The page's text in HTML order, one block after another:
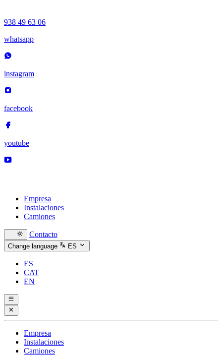
938 49 63 06
whatsapp
instagram
facebook
youtube
Empresa
Instalaciones
Camiones
Contacto
Change language ES
ES
CAT
EN
Empresa
Instalaciones
Camiones